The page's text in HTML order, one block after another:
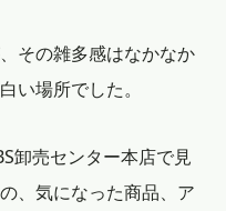
その雑多感はなかなか
い場所でした。
卸売センター本店で見
、気になった商品、ア